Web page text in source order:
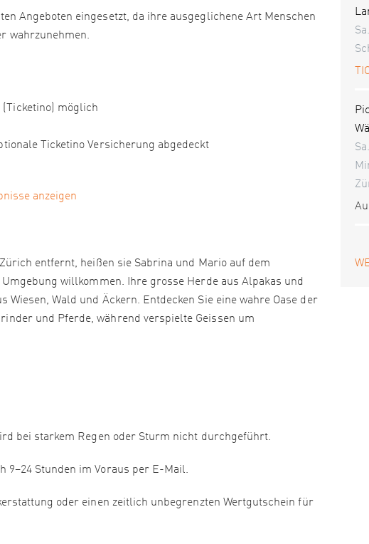
Angeboten eingesetzt, da ihre ausgeglichene Art Menschen
wahrzunehmen.
(Ticketino) möglich
Ticketino Versicherung abgedeckt
anzeigen
entfernt, heißen sie Sabrina und Mario auf dem
willkommen. Ihre grosse Herde aus Alpakas und
Wald und Äckern. Entdecken Sie eine wahre Oase der
und Pferde, während verspielte Geissen um
bei starkem Regen oder Sturm nicht durchgeführt.
9–24 Stunden im Voraus per E-Mail.
oder einen zeitlich unbegrenzten Wertgutschein für